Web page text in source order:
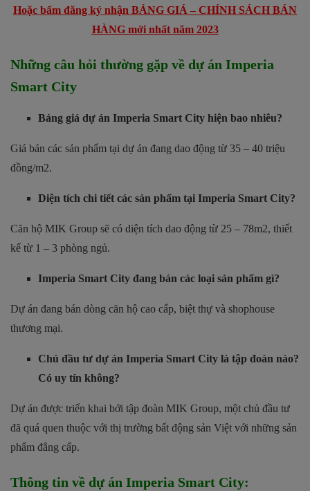
Hoặc bấm đăng ký nhận BẢNG GIÁ – CHÍNH SÁCH BÁN
HÀNG mới nhất năm 2023
Những câu hỏi thường gặp về dự án Imperia
Smart City
Bảng giá dự án Imperia Smart City hiện bao nhiêu?
Giá bán các sản phẩm tại dự án đang dao động từ 35 – 40 triệu
đồng/m2.
Diện tích chi tiết các sản phẩm tại Imperia Smart City?
Căn hộ MIK Group sẽ có diện tích dao động từ 25 – 78m2, thiết
kế từ 1 – 3 phòng ngủ.
Imperia Smart City đang bán các loại sản phẩm gì?
Dự án đang bán dòng căn hộ cao cấp, biệt thự và shophouse
thương mại.
Chủ đầu tư dự án Imperia Smart City là tập đoàn nào?
Có uy tín không?
Dự án được triển khai bởi tập đoàn MIK Group, một chủ đầu tư
đã quá quen thuộc với thị trường bất động sản Việt với những sản
phẩm đẳng cấp.
Thông tin về dự án Imperia Smart City: